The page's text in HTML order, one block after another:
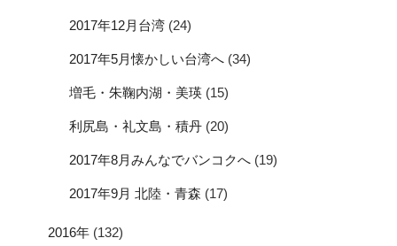
2017年12月台湾 (24)
2017年5月懐かしい台湾へ (34)
増毛・朱鞠内湖・美瑛 (15)
利尻島・礼文島・積丹 (20)
2017年8月みんなでバンコクへ (19)
2017年9月 北陸・青森 (17)
2016年 (132)